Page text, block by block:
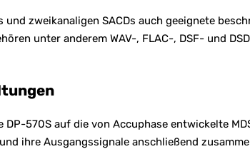
zweikanaligen SACDs auch geeignete
unter anderem WAV-, FLAC-, DSF- und
570S auf die von Accuphase entwickelte
ihre Ausgangssignale anschließend